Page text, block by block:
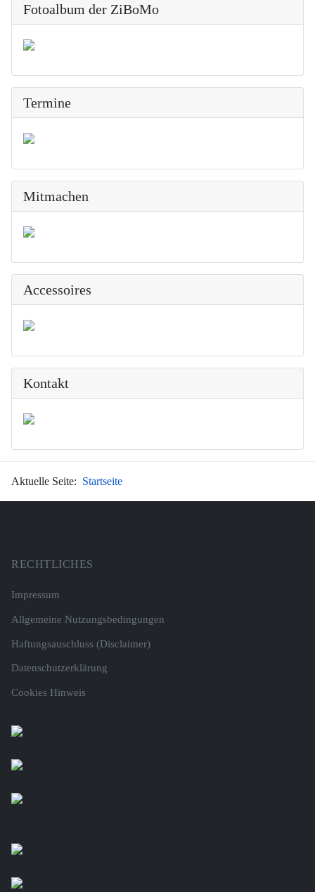
Fotoalbum der ZiBoMo
Termine
Mitmachen
Accessoires
Kontakt
Aktuelle Seite: Startseite
RECHTLICHES
Impressum
Allgemeine Nutzungsbedingungen
Haftungsauschluss (Disclaimer)
Datenschutzerklärung
Cookies Hinweis